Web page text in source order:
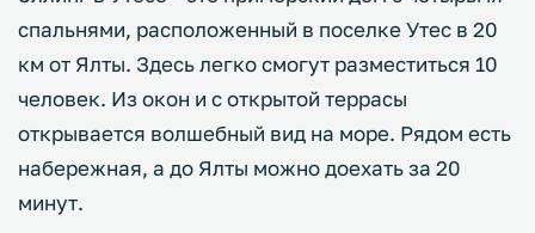
спальнями, расположенный в поселке Утес в 20
км от Ялты. Здесь легко смогут разместиться 10
человек. Из окон и с открытой террасы
открывается волшебный вид на море. Рядом есть
набережная, а до Ялты можно доехать за 20
минут.